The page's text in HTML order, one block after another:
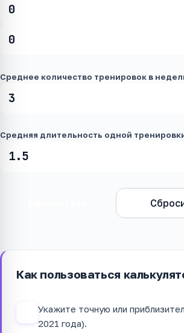
Среднее количество тренировок в
Средняя длительность одной
Как пользоваться
Укажите точную или
2021 года).